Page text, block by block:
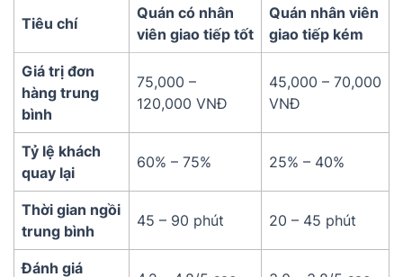
Tiêu chí
Quán có nhân
viên giao tiếp tốt
Quán nhân viên
giao tiếp kém
Giá trị đơn
hàng trung
bình
75,000 –
120,000 VNĐ
45,000 – 70,000
VNĐ
Tỷ lệ khách
quay lại
60% – 75% 25% – 40%
Thời gian ngồi
trung bình
45 – 90 phút 20 – 45 phút
Đánh giá